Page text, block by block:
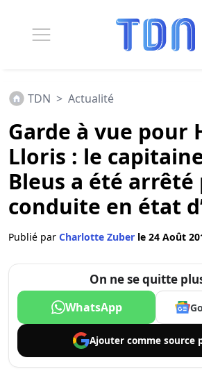
TDN > Actualité
Garde à vue pour
Lloris : le
Bleus a été arrêté
conduite en état
Publié par Charlotte Zuber le 24 Août
On ne se quitte
WhatsApp
Ajouter comme source